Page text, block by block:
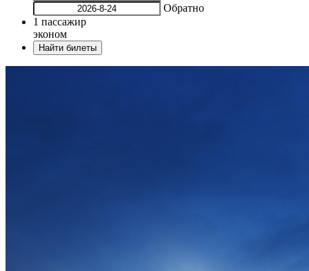
Обратно
1 пассажир
эконом
Найти билеты